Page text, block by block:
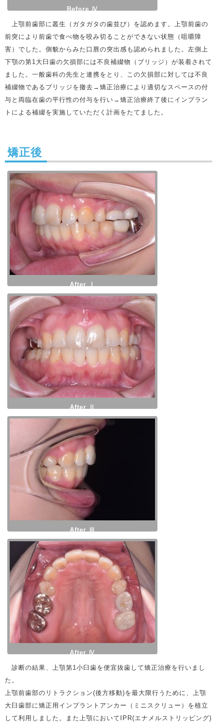
Before Ⅳ
上顎前歯部に叢生（ガタガタの歯並び）を認めます。上顎前歯の
前突により前歯で食べ物を咬み切ることができない状態（咀嚼障
害）でした。側貌からみた口唇の突出感も認められました。左側上
下顎の第1大臼歯の欠損部には不良補綴物（ブリッジ）が装着されて
ました。一般歯科の先生と連携をとり、この欠損部に対しては不良
補綴物であるブリッジを撤去→矯正治療により適切なスペースの付
与と両臨在歯の平行性の付与を行い→矯正治療終了後にインプラン
トによる補綴を実施していただく計画をたてました。
矯正後
After Ⅰ
After Ⅱ
After Ⅲ
After Ⅳ
診断の結果、上顎第1小臼歯を便宜抜歯して矯正治療を行いまし
た。
上顎前歯部のリトラクション(後方移動)を最大限行うために、上顎
大臼歯部に矯正用インプラントアンカー（ミニスクリュー）を植立
して利用しました。また上顎においてIPR(エナメルストリッピング)